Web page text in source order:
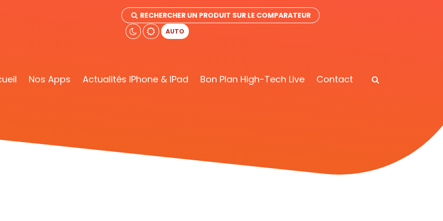
RECHERCHER UN PRODUIT SUR LE COMPARATEUR
AUTO
Nos Apps Actualités IPhone & IPad Bon Plan High-Tech Live Contact